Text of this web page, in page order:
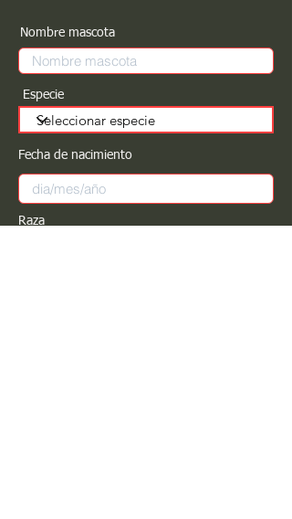
Nombre mascota
Especie
Fecha de nacimiento
Raza